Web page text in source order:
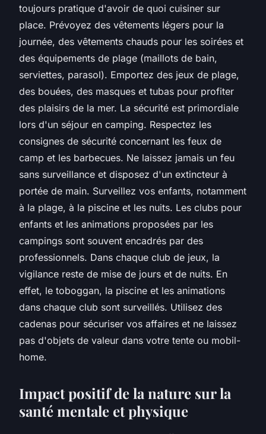
toujours pratique d'avoir de quoi cuisiner sur
place. Prévoyez des vêtements légers pour la
journée, des vêtements chauds pour les soirées et
des équipements de plage (maillots de bain,
serviettes, parasol). Emportez des jeux de plage,
des bouées, des masques et tubas pour profiter
des plaisirs de la mer. La sécurité est primordiale
lors d'un séjour en camping. Respectez les
consignes de sécurité concernant les feux de
camp et les barbecues. Ne laissez jamais un feu
sans surveillance et disposez d'un extincteur à
portée de main. Surveillez vos enfants, notamment
à la plage, à la piscine et les nuits. Les clubs pour
enfants et les animations proposées par les
campings sont souvent encadrés par des
professionnels. Dans chaque club de jeux, la
vigilance reste de mise de jours et de nuits. En
effet, le toboggan, la piscine et les animations
dans chaque club sont surveillés. Utilisez des
cadenas pour sécuriser vos affaires et ne laissez
pas d'objets de valeur dans votre tente ou mobil-
home.
Impact positif de la nature sur la
santé mentale et physique